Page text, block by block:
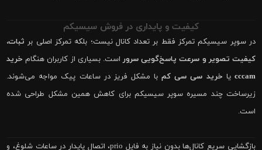
کیفیت و پایداری در فروش سیسیکم
در سوپر سیسیکم تمرکز فقط بر تعداد کانال نیست؛ بلکه تمرکز اصلی بر ثبات،
کیفیت تصویر و سرعت پاسخ‌گویی سروراست. بسیاری از کاربران هنگام خرید
cccam یا خرید سی سی کمبا مشکل فریز در ساعات پیک مواجه می‌شوند.
زیرساخت چند مسیره سوپر سیسیکم برای کاهش همین مشکل طراحی شده
است.
بازگشایی سریع کانال‌ها بدون نیاز به فایل prio، اتصال پایدار در ساعات شلوغ، و